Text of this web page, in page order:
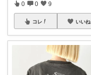
0 0 9
コレ いいね